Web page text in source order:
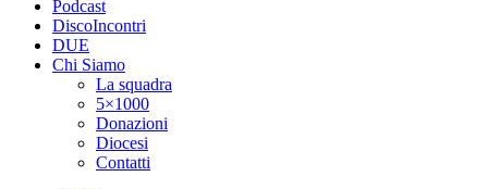
Podcast
DiscoIncontri
DUE
Chi Siamo
La squadra
5×1000
Donazioni
Diocesi
Contatti